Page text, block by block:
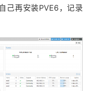
己再安装PVE6，记录